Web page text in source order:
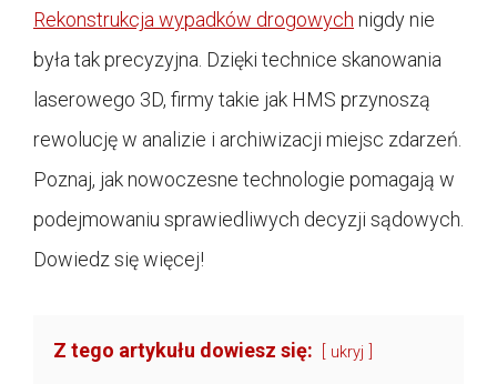
Rekonstrukcja wypadków drogowych nigdy nie
była tak precyzyjna. Dzięki technice skanowania
laserowego 3D, firmy takie jak HMS przynoszą
rewolucję w analizie i archiwizacji miejsc zdarzeń.
Poznaj, jak nowoczesne technologie pomagają w
podejmowaniu sprawiedliwych decyzji sądowych.
Dowiedz się więcej!
Z tego artykułu dowiesz się: ukryj